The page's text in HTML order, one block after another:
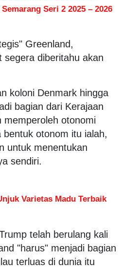
Seri 2 2025 – 2026
Greenland,
segera diberitahu akan
koloni Denmark hingga
bagian dari Kerajaan
memperoleh otonomi
otonom itu ialah,
untuk menentukan
sendiri.
Varietas Madu Terbaik
telah berulang kali
"harus" menjadi bagian
terluas di dunia itu